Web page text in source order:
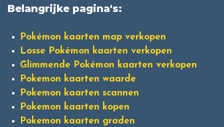
Belangrijke pagina's:
Pokémon kaarten map verkopen
Losse Pokémon kaarten verkopen
Glimmende Pokémon kaarten verkopen
Pokemon kaarten waarde
Pokemon kaarten scannen
Pokemon kaarten kopen
Pokemon kaarten graden